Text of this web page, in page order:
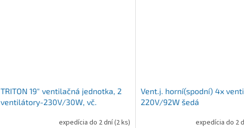
TRITON 19" ventilačná jednotka, 2
ventilátory-230V/30W, vč.
expedícia do 2 dní(2 ks)
Vent.j. horní(spodní) 4x
220V/92W šedá
expedícia do 2